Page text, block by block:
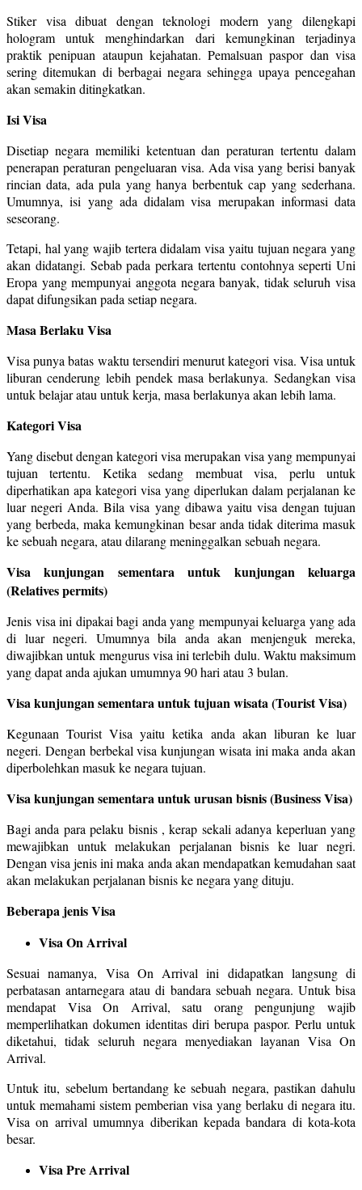
Stiker visa dibuat dengan teknologi modern yang dilengkapi
hologram untuk menghindarkan dari kemungkinan terjadinya
praktik penipuan ataupun kejahatan. Pemalsuan paspor dan visa
sering ditemukan di berbagai negara sehingga upaya pencegahan
akan semakin ditingkatkan.
Isi Visa
Disetiap negara memiliki ketentuan dan peraturan tertentu dalam
penerapan peraturan pengeluaran visa. Ada visa yang berisi banyak
rincian data, ada pula yang hanya berbentuk cap yang sederhana.
Umumnya, isi yang ada didalam visa merupakan informasi data
seseorang.
Tetapi, hal yang wajib tertera didalam visa yaitu tujuan negara yang
akan didatangi. Sebab pada perkara tertentu contohnya seperti Uni
Eropa yang mempunyai anggota negara banyak, tidak seluruh visa
dapat difungsikan pada setiap negara.
Masa Berlaku Visa
Visa punya batas waktu tersendiri menurut kategori visa. Visa untuk
liburan cenderung lebih pendek masa berlakunya. Sedangkan visa
untuk belajar atau untuk kerja, masa berlakunya akan lebih lama.
Kategori Visa
Yang disebut dengan kategori visa merupakan visa yang mempunyai
tujuan tertentu. Ketika sedang membuat visa, perlu untuk
diperhatikan apa kategori visa yang diperlukan dalam perjalanan ke
luar negeri Anda. Bila visa yang dibawa yaitu visa dengan tujuan
yang berbeda, maka kemungkinan besar anda tidak diterima masuk
ke sebuah negara, atau dilarang meninggalkan sebuah negara.
Visa kunjungan sementara untuk kunjungan keluarga
(Relatives permits)
Jenis visa ini dipakai bagi anda yang mempunyai keluarga yang ada
di luar negeri. Umumnya bila anda akan menjenguk mereka,
diwajibkan untuk mengurus visa ini terlebih dulu. Waktu maksimum
yang dapat anda ajukan umumnya 90 hari atau 3 bulan.
Visa kunjungan sementara untuk tujuan wisata (Tourist Visa)
Kegunaan Tourist Visa yaitu ketika anda akan liburan ke luar
negeri. Dengan berbekal visa kunjungan wisata ini maka anda akan
diperbolehkan masuk ke negara tujuan.
Visa kunjungan sementara untuk urusan bisnis (Business Visa)
Bagi anda para pelaku bisnis , kerap sekali adanya keperluan yang
mewajibkan untuk melakukan perjalanan bisnis ke luar negri.
Dengan visa jenis ini maka anda akan mendapatkan kemudahan saat
akan melakukan perjalanan bisnis ke negara yang dituju.
Beberapa jenis Visa
Visa On Arrival
Sesuai namanya, Visa On Arrival ini didapatkan langsung di
perbatasan antarnegara atau di bandara sebuah negara. Untuk bisa
mendapat Visa On Arrival, satu orang pengunjung wajib
memperlihatkan dokumen identitas diri berupa paspor. Perlu untuk
diketahui, tidak seluruh negara menyediakan layanan Visa On
Arrival.
Untuk itu, sebelum bertandang ke sebuah negara, pastikan dahulu
untuk memahami sistem pemberian visa yang berlaku di negara itu.
Visa on arrival umumnya diberikan kepada bandara di kota-kota
besar.
Visa Pre Arrival